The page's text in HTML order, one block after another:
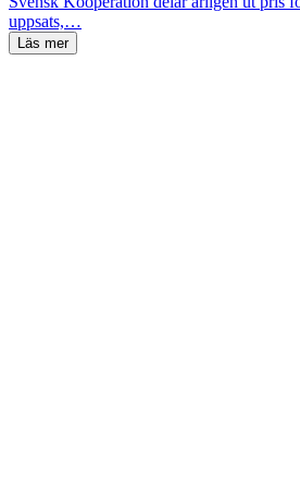
uppsats,…
Läs mer